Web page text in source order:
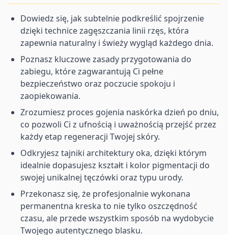
Dowiedz się, jak subtelnie podkreślić spojrzenie
dzięki technice zagęszczania linii rzęs, która
zapewnia naturalny i świeży wygląd każdego dnia.
Poznasz kluczowe zasady przygotowania do
zabiegu, które zagwarantują Ci pełne
bezpieczeństwo oraz poczucie spokoju i
zaopiekowania.
Zrozumiesz proces gojenia naskórka dzień po dniu,
co pozwoli Ci z ufnością i uważnością przejść przez
każdy etap regeneracji Twojej skóry.
Odkryjesz tajniki architektury oka, dzięki którym
idealnie dopasujesz kształt i kolor pigmentacji do
swojej unikalnej tęczówki oraz typu urody.
Przekonasz się, że profesjonalnie wykonana
permanentna kreska to nie tylko oszczędność
czasu, ale przede wszystkim sposób na wydobycie
Twojego autentycznego blasku.